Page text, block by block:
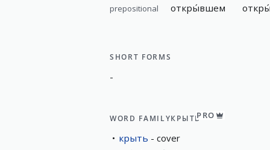
prepositional откры́вшем
SHORT FORMS
-
WORD FAMILYКРЫТЬPRO
крыть cover